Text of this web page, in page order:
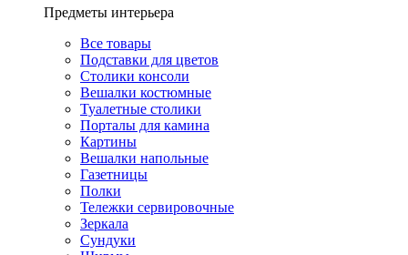
Предметы интерьера
Все товары
Подставки для цветов
Столики консоли
Вешалки костюмные
Туалетные столики
Порталы для камина
Картины
Вешалки напольные
Газетницы
Полки
Тележки сервировочные
Зеркала
Сундуки